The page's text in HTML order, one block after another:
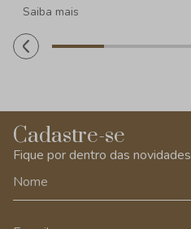
- 260ml
Saiba mais
Cadastre-se
Fique por dentro das novidades